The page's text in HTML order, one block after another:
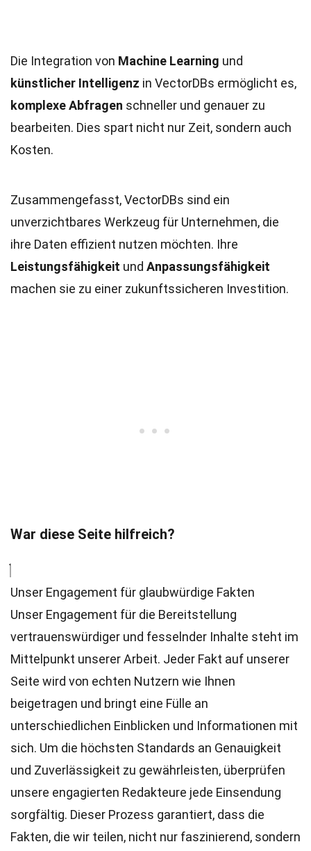
Die Integration von Machine Learning und
künstlicher Intelligenz in VectorDBs ermöglicht es,
komplexe Abfragen schneller und genauer zu
bearbeiten. Dies spart nicht nur Zeit, sondern auch
Kosten.
Zusammengefasst, VectorDBs sind ein
unverzichtbares Werkzeug für Unternehmen, die
ihre Daten effizient nutzen möchten. Ihre
Leistungsfähigkeit und Anpassungsfähigkeit
machen sie zu einer zukunftssicheren Investition.
War diese Seite hilfreich?
Unser Engagement für glaubwürdige Fakten
Unser Engagement für die Bereitstellung
vertrauenswürdiger und fesselnder Inhalte steht im
Mittelpunkt unserer Arbeit. Jeder Fakt auf unserer
Seite wird von echten Nutzern wie Ihnen
beigetragen und bringt eine Fülle an
unterschiedlichen Einblicken und Informationen mit
sich. Um die höchsten Standards an Genauigkeit
und Zuverlässigkeit zu gewährleisten, überprüfen
unsere engagierten Redakteure jede Einsendung
sorgfältig. Dieser Prozess garantiert, dass die
Fakten, die wir teilen, nicht nur faszinierend, sondern